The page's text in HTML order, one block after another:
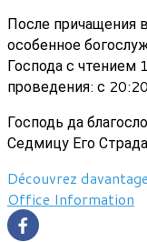
После причащения
особенное
Господа с чтением
проведения: с
Господь да
Седмицу Его
Découvrez
Office Information